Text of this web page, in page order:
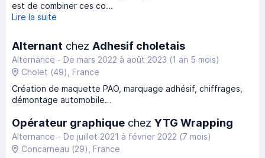
est de combiner ces co...
Lire la suite
Alternant chez Adhesif choletais
Alternance - De mars 2022 à août 2023 (1 an 5 mois)
Cholet (49) , France
Création de maquette PAO, marquage adhésif, chiffrages,
démontage automobile…
Opérateur graphique chez YTG Wrapping
Alternance - De juillet 2021 à février 2022 (7 mois)
Concarneau (29) , France